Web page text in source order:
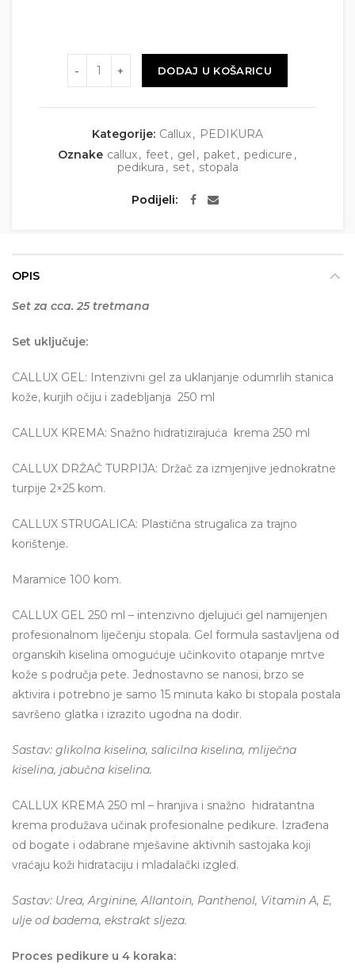
DODAJ U KOŠARICU
Kategorije: Callux, PEDIKURA
Oznake callux, feet, gel , paket, pedicure ,
pedikura , set, stopala
Podijeli
OPIS
Set za cca. 25 tretmana
Set uključuje:
CALLUX GEL: Intenzivni gel za uklanjanje odumrlih stanica
kože, kurjih očiju i zadebljanja 250 ml
CALLUX KREMA: Snažno hidratizirajuća krema 250 ml
CALLUX DRŽAČ TURPIJA: Držač za izmjenjive jednokratne
turpije 2×25 kom.
CALLUX STRUGALICA: Plastična strugalica za trajno
korištenje.
Maramice 100 kom.
CALLUX GEL 250 ml – intenzivno djelujući gel namijenjen
profesionalnom liječenju stopala. Gel formula sastavljena od
organskih kiselina omogućuje učinkovito otapanje mrtve
kože s područja pete. Jednostavno se nanosi, brzo se
aktivira i potrebno je samo 15 minuta kako bi stopala postala
savršeno glatka i izrazito ugodna na dodir.
Sastav: glikolna kiselina, salicilna kiselina, mliječna
kiselina, jabučna kiselina.
CALLUX KREMA 250 ml – hranjiva i snažno hidratantna
krema produžava učinak profesionalne pedikure. Izrađena
od bogate i odabrane mješavine aktivnih sastojaka koji
vraćaju koži hidrataciju i mladalački izgled.
Sastav: Urea, Arginine, Allantoin, Panthenol, Vitamin A, E,
ulje od badema, ekstrakt sljeza.
Proces pedikure u 4 koraka: